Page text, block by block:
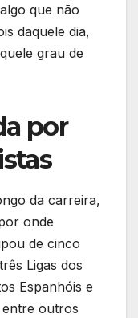
que não
daquele dia,
grau de
por
da carreira,
onde
de cinco
Ligas dos
Espanhóis e
entre outros